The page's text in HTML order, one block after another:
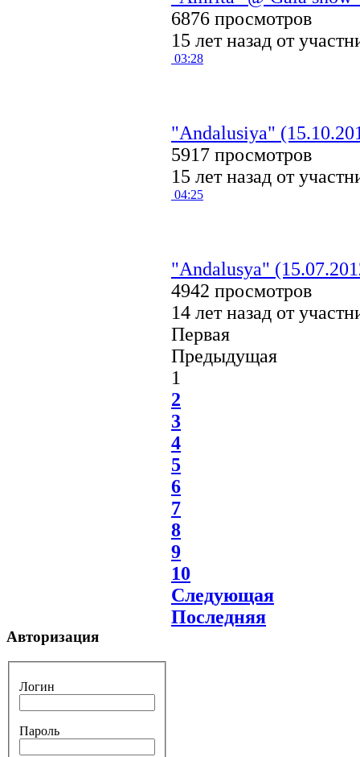
6876 просмотров
15 лет назад от
03:28
"Andalusiya"
5917 просмотров
15 лет назад от
04:25
"Andalusya"
4942 просмотров
14 лет назад от
Первая
Предыдущая
1
2
3
4
5
6
7
8
9
10
Следующая
Последняя
Авторизация
Логин
Пароль